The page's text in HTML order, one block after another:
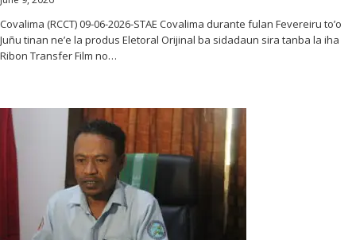
Covalima (RCCT) 09-06-2026-STAE Covalima durante fulan Fevereiru to’o
Juñu tinan ne’e la produs Eletoral Orijinal ba sidadaun sira tanba la iha
Ribon Transfer Film no…